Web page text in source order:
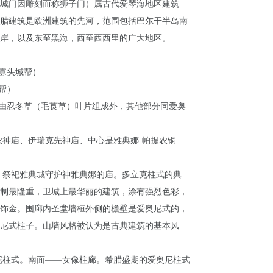
门因雕刻而称狮子门）属古代爱琴海地区建筑
建筑是欧洲建筑的先河，范围包括巴尔干半岛南
，以及东至黑海，西至西西里的广大地区。
城帮）
忍冬草（毛茛草）叶片组成外，其他部分同爱奥
庙、伊瑞克先神庙、中心是雅典娜-帕提农铜
祀雅典城守护神雅典娜的庙。多立克柱式的典
最隆重，卫城上最华丽的建筑，涂有强烈色彩，
金。围廊内圣堂墙桓外侧的檐壁是爱奥尼式的，
式柱子。山墙风格被认为是古典建筑的基本风
式。南面——女像柱廊。希腊盛期的爱奥尼柱式